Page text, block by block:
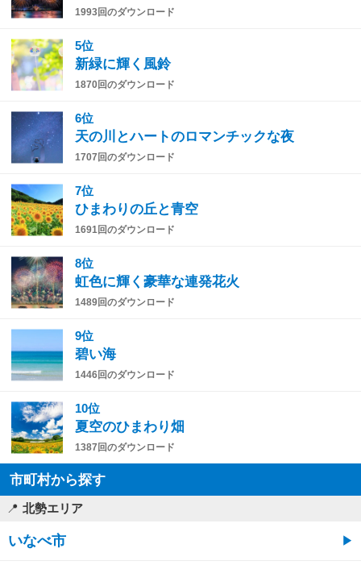
1993回のダウンロード
5位
新緑に輝く風鈴
1870回のダウンロード
6位
天の川とハートのロマンチックな夜
1707回のダウンロード
7位
ひまわりの丘と青空
1691回のダウンロード
8位
虹色に輝く豪華な連発花火
1489回のダウンロード
9位
碧い海
1446回のダウンロード
10位
夏空のひまわり畑
1387回のダウンロード
市町村から探す
北勢エリア
いなべ市